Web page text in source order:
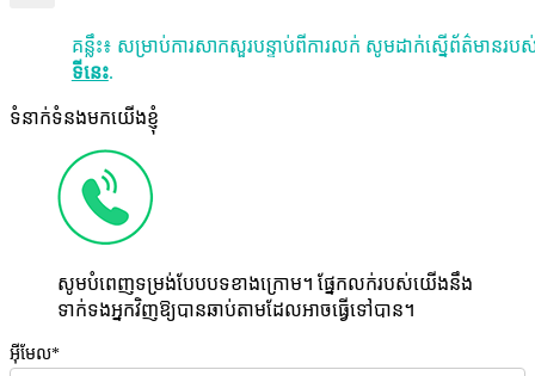
គន្លឹះ៖ សម្រាប់ការសាកសួរបន្ទាប់ពីការលក់ សូមដាក់ស្នើព័ត៌មានរប
ទីនេះ.
ទំនាក់ទំនងមកយើងខ្ញុំ
សូមបំពេញទម្រង់បែបបទខាងក្រោម។ ផ្នែកលក់របស់យើងនឹង
ទាក់ទងអ្នកវិញឱ្យបានឆាប់តាមដែលអាចធ្វើទៅបាន។
អ៊ីមែល*